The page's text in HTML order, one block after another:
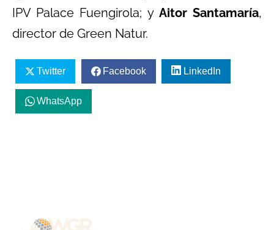
IPV Palace Fuengirola; y Aitor Santamaría,
director de Green Natur.
Twitter Facebook LinkedIn
WhatsApp